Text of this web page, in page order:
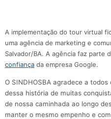
A implementação do tour virtual
uma agência de marketing e
Salvador/BA. A agência faz parte
confiança da empresa Google.
O SINDHOSBA agradece a
dessa história de muitas
de nossa caminhada ao longo
manter o mesmo empenho e